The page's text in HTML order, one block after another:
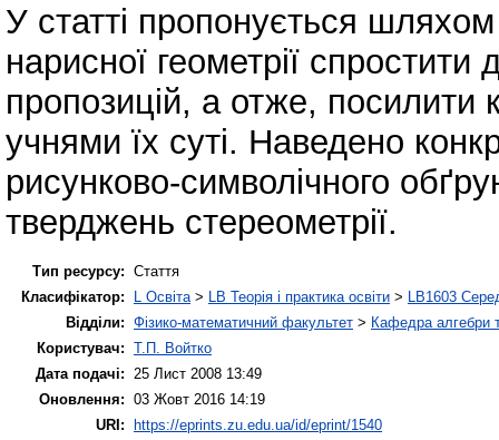
У статті пропонується
нарисної геометрії
пропозицій, а отже, посилити
учнями їх суті. Наведено
рисунково-символічного
тверджень стереометрії.
Тип ресурсу: Стаття
Класифікатор:
L Освіта > LB Теорія і практика освіти > LB1603
Відділи: Фізико-математичний факультет > Кафедра алгебри
Користувач: Т.П. Войтко
Дата подачі:
25 Лист 2008 13:49
Оновлення: 03 Жовт 2016 14:19
URI: https://eprints.zu.edu.ua/id/eprint/1540